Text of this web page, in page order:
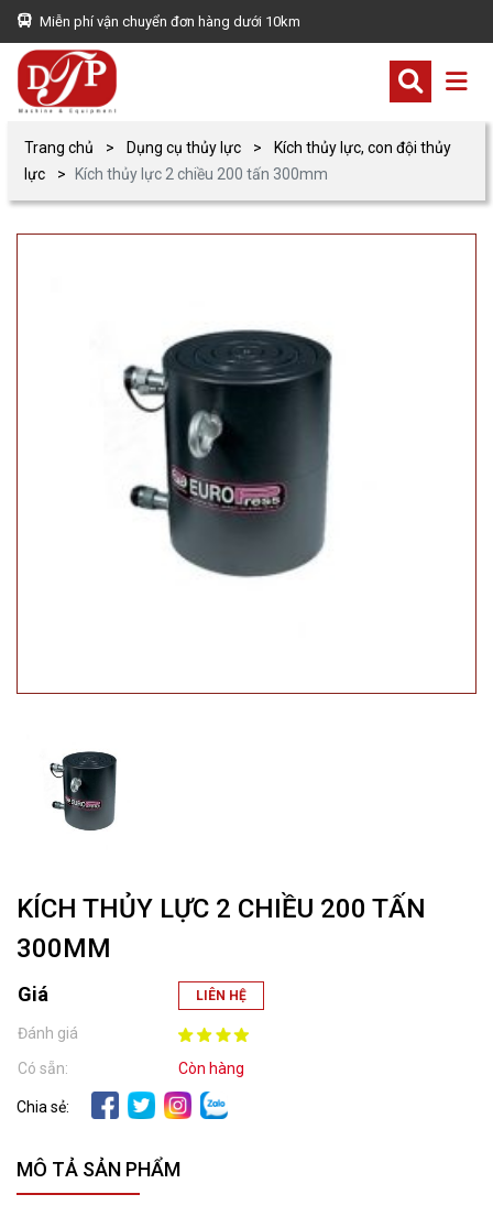
Miễn phí vận chuyển đơn hàng dưới 10km
Trang chủ Dụng cụ thủy lực
Kích thủy lực, con đội thủy
lực
Kích thủy lực 2 chiều 200 tấn 300mm
KÍCH THỦY LỰC 2 CHIỀU 200 TẤN
300MM
Giá LIÊN HỆ
Đánh giá
Có sẵn:
Còn hàng
Chia sẻ:
MÔ TẢ SẢN PHẨM